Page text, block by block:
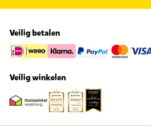
Veilig betalen
Veilig winkelen